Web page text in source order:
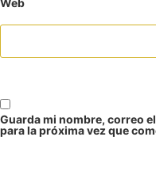
Web
Guarda mi nombre, correo
para la próxima vez que